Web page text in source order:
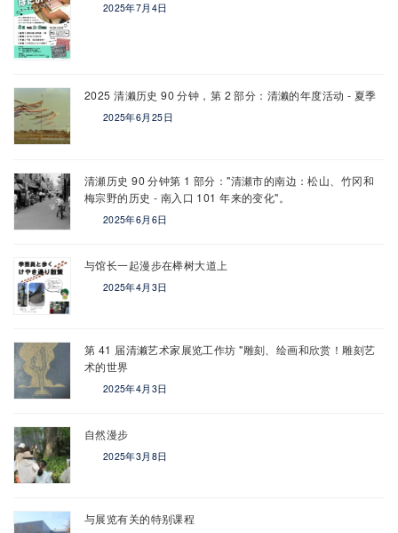
2025年7月4日
2025 清濑历史 90 分钟，第 2 部分：清濑的年度活动 - 夏季
2025年6月25日
清瀬历史 90 分钟第 1 部分："清瀬市的南边：松山、竹冈和
梅宗野的历史 - 南入口 101 年来的变化"。
2025年6月6日
与馆长一起漫步在榉树大道上
2025年4月3日
第 41 届清濑艺术家展览工作坊 "雕刻、绘画和欣赏！雕刻艺
术的世界
2025年4月3日
自然漫步
2025年3月8日
与展览有关的特别课程